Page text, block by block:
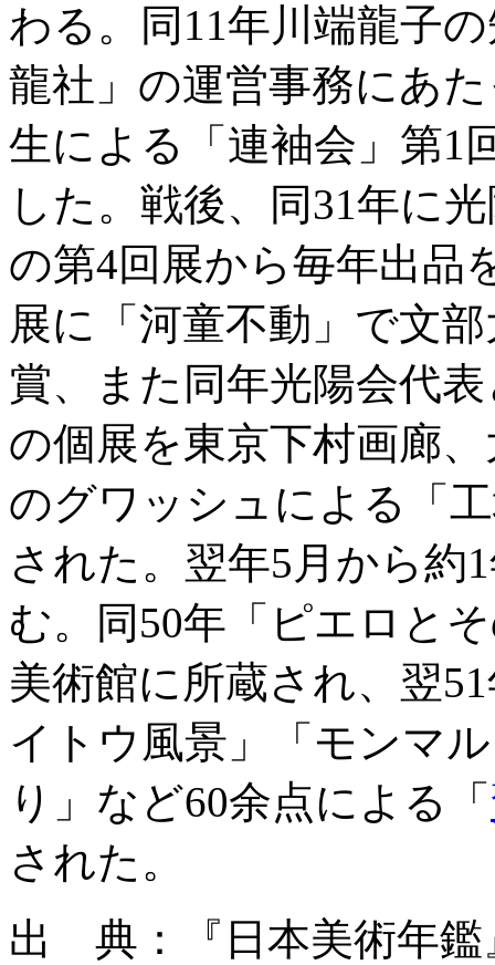
わる。同11年川端龍子
龍社」の運営事務にあ
生による「連袖会」第1
した。戦後、同31年に
の第4回展から毎年出品
展に「河童不動」で文
賞、また同年光陽会代
の個展を東京下村画廊
のグワッシュによる「
された。翌年5月から約
む。同50年「ピエロと
美術館に所蔵され、翌
イトウ風景」「モンマ
り」など60余点による「
された。
出 典：『日本美術年鑑